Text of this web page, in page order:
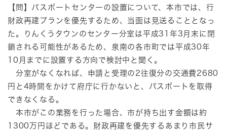
【問】パスポートセンターの設置について、本市では、行
財政再建プランを優先するため、当面は見送ることとなっ
た。りんくうタウンのセンター分室は平成31年3月末に閉
鎖される可能性があるため、泉南の各市町では平成30年
10月までに設置する方向で検討中と聞く。
分室がなくなれば、申請と受理の2往復分の交通費2680
円と4時間をかけて府庁に行かないと、パスポートを取得
できなくなる。
本市がこの業務を行った場合、市が持ち出す金額は約
1300万円ほどである。財政再建を優先するあまり市民サ